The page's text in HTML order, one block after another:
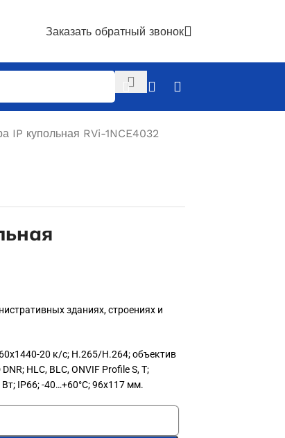
Заказать обратный звонок
IP купольная RVi-1NCE4032
зданиях, строениях и
20 к/с; H.265/H.264; объектив
HLC, BLC, ONVIF Profile S, T;
IP66; -40…+60°C; 96х117 мм.